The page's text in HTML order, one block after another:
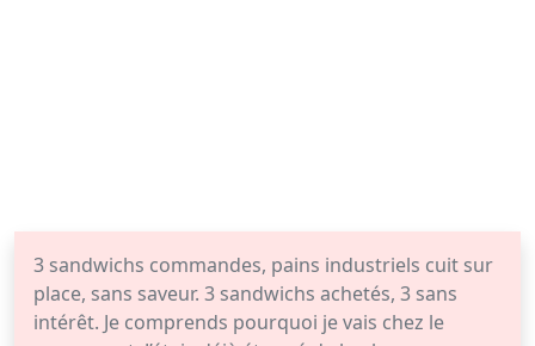
3 sandwichs commandes, pains industriels cuit sur
place, sans saveur. 3 sandwichs achetés, 3 sans
intérêt. Je comprends pourquoi je vais chez le